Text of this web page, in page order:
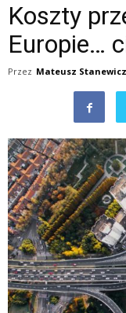
Koszty
Europie…
Przez Mateusz Stanewicz